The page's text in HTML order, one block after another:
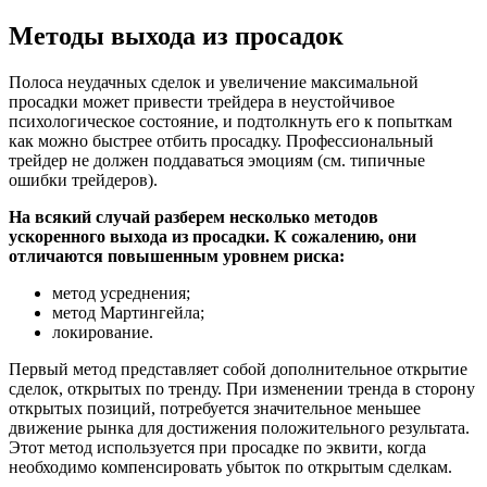
Методы выхода из просадок
Полоса неудачных сделок и увеличение максимальной
просадки может привести трейдера в неустойчивое
психологическое состояние, и подтолкнуть его к попыткам
как можно быстрее отбить просадку. Профессиональный
трейдер не должен поддаваться эмоциям (см. типичные
ошибки трейдеров).
На всякий случай разберем несколько методов
ускоренного выхода из просадки. К сожалению, они
отличаются повышенным уровнем риска:
метод усреднения;
метод Мартингейла;
локирование.
Первый метод представляет собой дополнительное открытие
сделок, открытых по тренду. При изменении тренда в сторону
открытых позиций, потребуется значительное меньшее
движение рынка для достижения положительного результата.
Этот метод используется при просадке по эквити, когда
необходимо компенсировать убыток по открытым сделкам.